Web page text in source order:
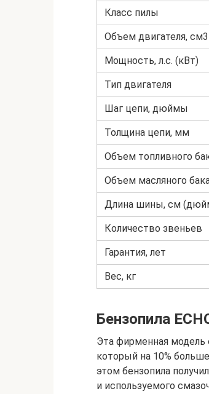
Класс пилы
Объем двигателя, см3
Мощность, л.с. (кВт)
Тип двигателя
Шаг цепи, дюймы
Толщина цепи, мм
Объем топливного
Объем масляного
Длина шины, см
Количество звеньев
Гарантия, лет
Вес, кг
Бензопила
Эта фирменная
который на 10%
этом бензопила
и используемого